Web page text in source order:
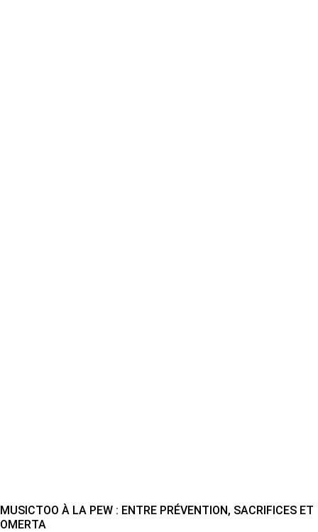
MUSICTOO À LA PEW : ENTRE PRÉVENTION, SACRIFICES ET
OMERTA